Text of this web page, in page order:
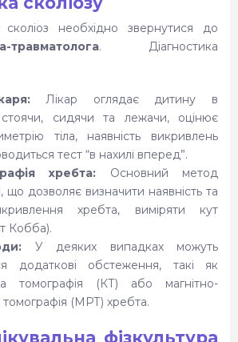
необхідно звернутися до
травматолога. Діагностика
Лікар оглядає дитину в
сидячи та лежачи, оцінює
тіла, наявність викривлень
тест “в нахилі вперед”.
хребта: Основний метод
що дозволяє визначити наявність та
хребта, виміряти кут
Кобба).
У деяких випадках можуть
додаткові обстеження, такі як
томографія (КТ) або магнітно-
(МРТ) хребта.
фізкультура